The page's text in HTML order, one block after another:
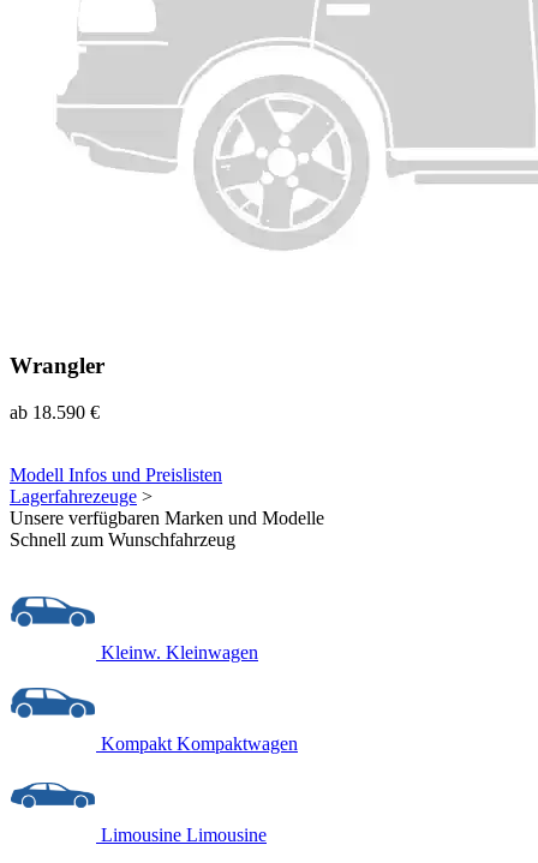
Wrangler
ab 18.590 €
Modell Infos und Preislisten
Lagerfahrezeuge >
Unsere verfügbaren Marken und Modelle
Schnell zum Wunschfahrzeug
Kleinw. Kleinwagen
Kompakt Kompaktwagen
Limousine Limousine